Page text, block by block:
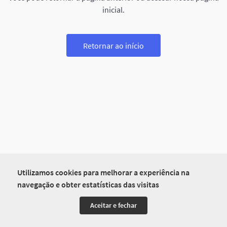
Utilizamos cookies para melhorar a experiência na
navegação e obter estatísticas das visitas
Aceitar e fechar
inicial.
Retornar ao início